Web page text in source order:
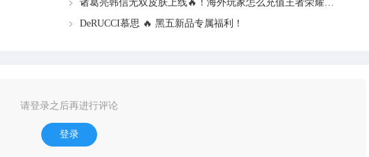
诸葛亮韩信无双皮肤上线🔥！海外玩家怎么充值王者荣耀点券？
DeRUCCI慕思 🔥 黑五新品专属福利！
请登录之后再进行评论
登录